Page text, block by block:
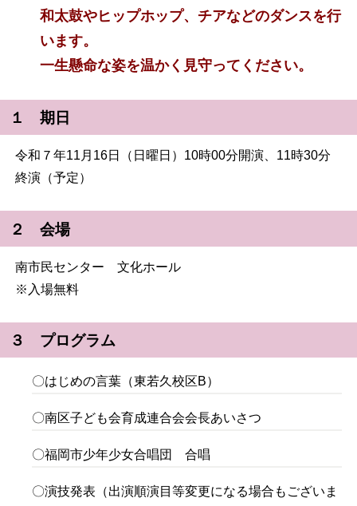
和太鼓やヒップホップ、チアなどのダンスを行
います。
一生懸命な姿を温かく見守ってください。
１ 期日
令和７年11月16日（日曜日）10時00分開演、11時30分
終演（予定）
２ 会場
南市民センター 文化ホール
※入場無料
３ プログラム
〇はじめの言葉（東若久校区B）
〇南区子ども会育成連合会会長あいさつ
〇福岡市少年少女合唱団 合唱
〇演技発表（出演順演目等変更になる場合もございま